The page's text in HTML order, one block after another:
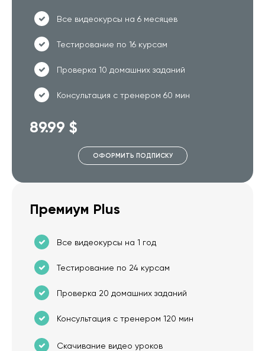
Все видеокурсы на 6 месяцев
Тестирование по 16 курсам
Проверка 10 домашних заданий
Консультация с тренером 60 мин
89.99 $
ОФОРМИТЬ ПОДПИСКУ
Премиум Plus
Все видеокурсы на 1 год
Тестирование по 24 курсам
Проверка 20 домашних заданий
Консультация с тренером 120 мин
Скачивание видео уроков